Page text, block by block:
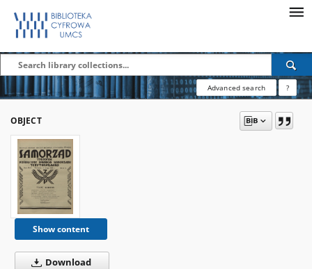
Advanced search ?
OBJECT
Show content
Download